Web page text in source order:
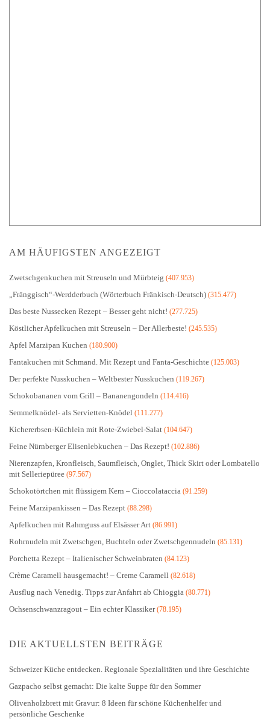
AM HÄUFIGSTEN ANGEZEIGT
Zwetschgenkuchen mit Streuseln und Mürbteig (407.953)
„Fränggisch“-Werdderbuch (Wörterbuch Fränkisch-Deutsch) (315.477)
Das beste Nussecken Rezept – Besser geht nicht! (277.725)
Köstlicher Apfelkuchen mit Streuseln – Der Allerbeste! (245.535)
Apfel Marzipan Kuchen (180.900)
Fantakuchen mit Schmand. Mit Rezept und Fanta-Geschichte (125.003)
Der perfekte Nusskuchen – Weltbester Nusskuchen (119.267)
Schokobananen vom Grill – Bananengondeln (114.416)
Semmelknödel- als Servietten-Knödel (111.277)
Kichererbsen-Küchlein mit Rote-Zwiebel-Salat (104.647)
Feine Nürnberger Elisenlebkuchen – Das Rezept! (102.886)
Nierenzapfen, Kronfleisch, Saumfleisch, Onglet, Thick Skirt oder Lombatello
mit Selleriepüree (97.567)
Schokotörtchen mit flüssigem Kern – Cioccolataccia (91.259)
Feine Marzipankissen – Das Rezept (88.298)
Apfelkuchen mit Rahmguss auf Elsässer Art (86.991)
Rohrnudeln mit Zwetschgen, Buchteln oder Zwetschgennudeln (85.131)
Porchetta Rezept – Italienischer Schweinbraten (84.123)
Crème Caramell hausgemacht! – Creme Caramell (82.618)
Ausflug nach Venedig. Tipps zur Anfahrt ab Chioggia (80.771)
Ochsenschwanzragout – Ein echter Klassiker(78.195)
DIE AKTUELLSTEN BEITRÄGE
Schweizer Küche entdecken. Regionale Spezialitäten und ihre Geschichte
Gazpacho selbst gemacht: Die kalte Suppe für den Sommer
Olivenholzbrett mit Gravur: 8 Ideen für schöne Küchenhelfer und
persönliche Geschenke